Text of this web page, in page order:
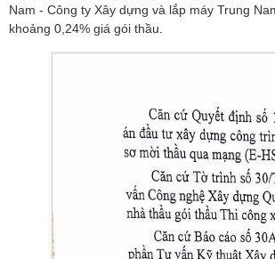
Nam - Công ty Xây dựng và lắp máy Trung
khoảng 0,24% giá gói thầu.